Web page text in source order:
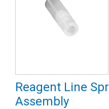
Reagent Line
Assembly